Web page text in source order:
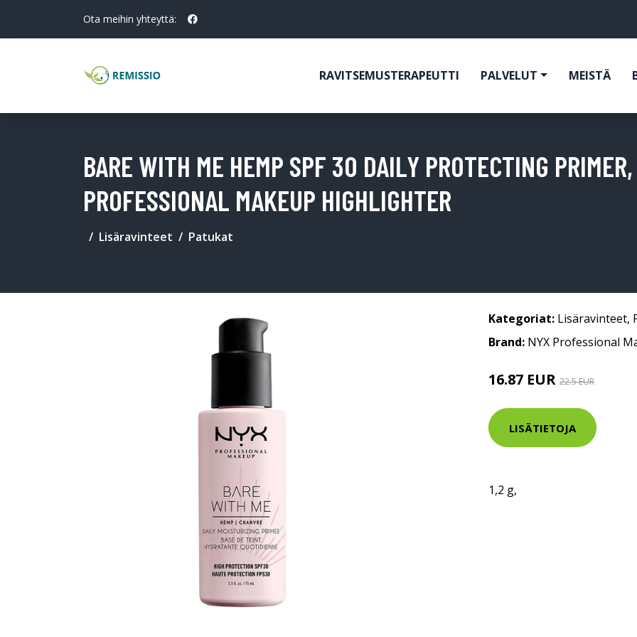
Ota meihin yhteyttä:
RAVITSEMUSTERAPEUTTI PALVELUT MEISTÄ
BARE WITH ME HEMP SPF 30 DAILY PROTECTING
PROFESSIONAL MAKEUP HIGHLIGHTER
Lisäravinteet Patukat
Kategoriat: Lisäravinteet,
Brand: NYX Professional
16.87 EUR 22.5 EUR
LISÄTIETOJA
1,2 g,